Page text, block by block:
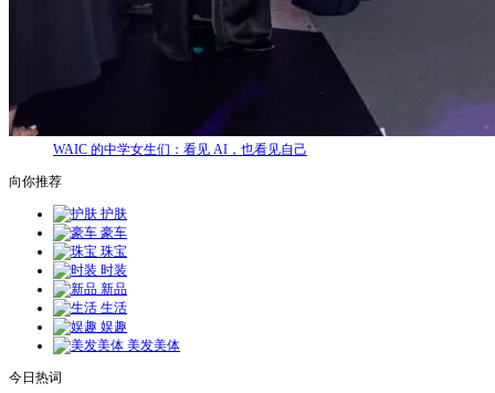
WAIC 的中学女生们：看见 AI，也看见自己
向你推荐
护肤
豪车
珠宝
时装
新品
生活
娱趣
美发美体
今日热词